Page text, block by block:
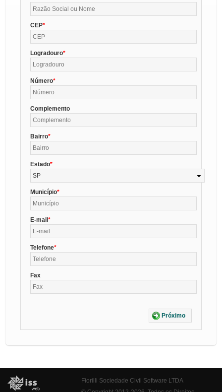
CEP
Logradouro
Número
Complemento
Bairro
Estado
SP
Município
E-mail
Telefone
Fax
Próximo
Fiorilli Sociedade Civil Software LTDA